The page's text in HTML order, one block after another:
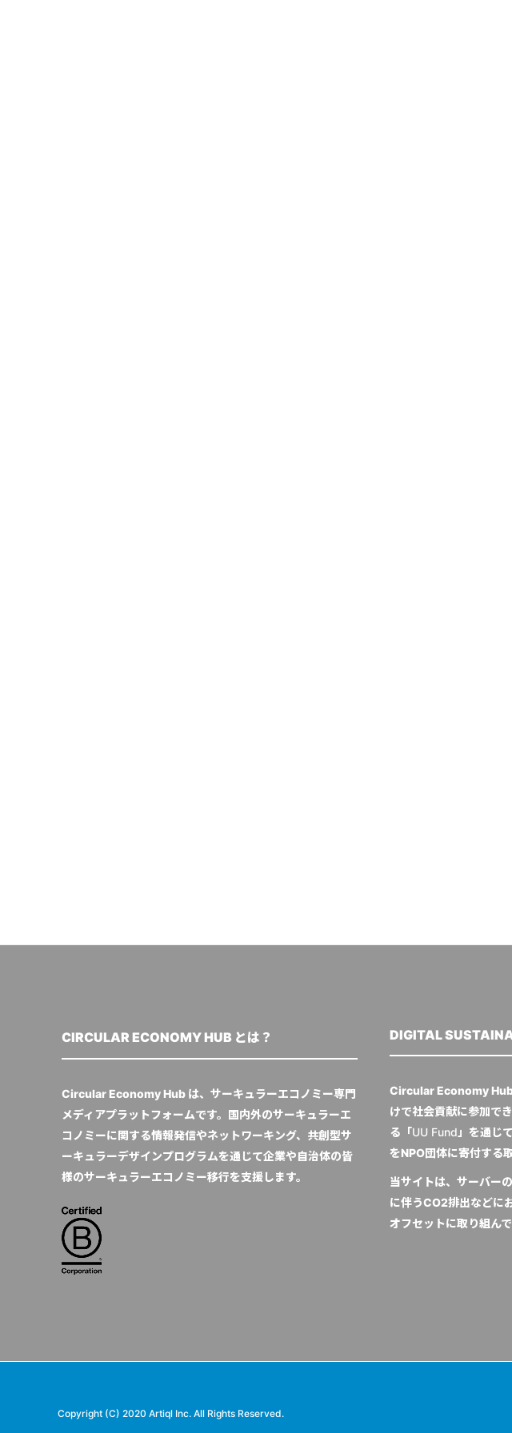
CIRCULAR ECONOMY HUB とは？
Circular Economy Hub は、サーキュラーエコノミー専門
メディアプラットフォームです。国内外のサーキュラーエ
コノミーに関する情報発信やネットワーキング、共創型サ
ーキュラーデザインプログラムを通じて企業や自治体の皆
様のサーキュラーエコノミー移行を支援します。
DIGITAL
Circular Economy Hub
けで社会貢献に参加で
る「UU Fund」を通じ
をNPO団体に寄付する
当サイトは、サーバー
に伴うCO2排出などに
オフセットに取り組ん
Copyright (C) 2020 Artiql Inc. All Rights Reserved.